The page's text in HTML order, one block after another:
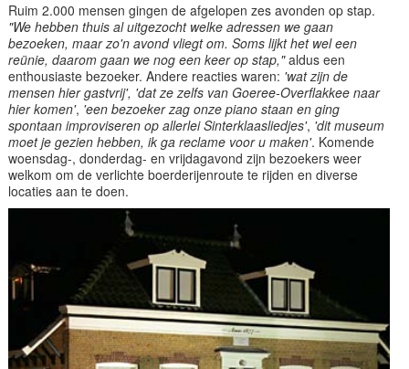
Ruim 2.000 mensen gingen de afgelopen zes avonden op stap.
"We hebben thuis al uitgezocht welke adressen we gaan
bezoeken, maar zo'n avond vliegt om. Soms lijkt het wel een
reünie, daarom gaan we nog een keer op stap,"aldus een
enthousiaste bezoeker. Andere reacties waren: 'wat zijn de
mensen hier gastvrij', 'dat ze zelfs van Goeree-Overflakkee naar
hier komen', 'een bezoeker zag onze piano staan en ging
spontaan improviseren op allerlei Sinterklaasliedjes', 'dit museum
moet je gezien hebben, ik ga reclame voor u maken'. Komende
woensdag-, donderdag- en vrijdagavond zijn bezoekers weer
welkom om de verlichte boerderijenroute te rijden en diverse
locaties aan te doen.